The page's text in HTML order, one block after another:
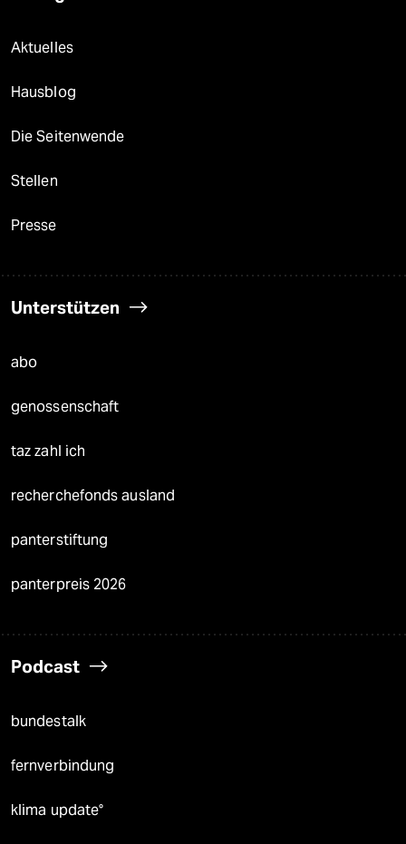
Aktuelles
Hausblog
Die Seitenwende
Stellen
Presse
Unterstützen
abo
genossenschaft
taz zahl ich
recherchefonds ausland
panterstiftung
panterpreis 2026
Podcast
bundestalk
fernverbindung
klima update°